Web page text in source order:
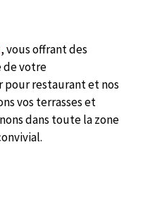
, vous offrant des
de votre
pour restaurant et nos
vos terrasses et
dans toute la zone